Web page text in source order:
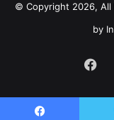
© Copyright 2026,
by